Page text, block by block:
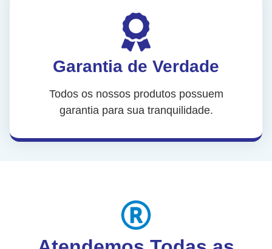
Garantia de Verdade
Todos os nossos produtos possuem
garantia para sua tranquilidade.